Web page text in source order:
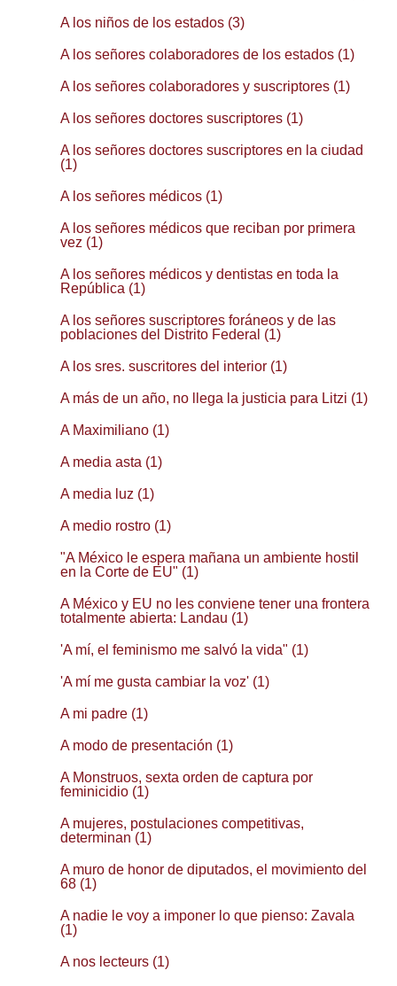
A los niños de los estados (3)
A los señores colaboradores de los estados (1)
A los señores colaboradores y suscriptores (1)
A los señores doctores suscriptores (1)
A los señores doctores suscriptores en la ciudad
(1)
A los señores médicos (1)
A los señores médicos que reciban por primera
vez (1)
A los señores médicos y dentistas en toda la
República (1)
A los señores suscriptores foráneos y de las
poblaciones del Distrito Federal (1)
A los sres. suscritores del interior (1)
A más de un año, no llega la justicia para Litzi (1)
A Maximiliano (1)
A media asta (1)
A media luz (1)
A medio rostro (1)
"A México le espera mañana un ambiente hostil
en la Corte de EU" (1)
A México y EU no les conviene tener una frontera
totalmente abierta: Landau (1)
'A mí, el feminismo me salvó la vida" (1)
'A mí me gusta cambiar la voz' (1)
A mi padre (1)
A modo de presentación (1)
A Monstruos, sexta orden de captura por
feminicidio (1)
A mujeres, postulaciones competitivas,
determinan (1)
A muro de honor de diputados, el movimiento del
68 (1)
A nadie le voy a imponer lo que pienso: Zavala
(1)
A nos lecteurs (1)